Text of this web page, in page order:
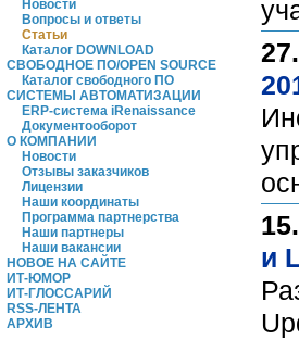
Новости
Вопросы и ответы
Статьи
Каталог DOWNLOAD
СВОБОДНОЕ ПО/OPEN SOURCE
Каталог свободного ПО
СИСТЕМЫ АВТОМАТИЗАЦИИ
ERP-система iRenaissance
Документооборот
О КОМПАНИИ
Новости
Отзывы заказчиков
Лицензии
Наши координаты
Программа партнерства
Наши партнеры
Наши вакансии
НОВОЕ НА САЙТЕ
ИТ-ЮМОР
ИТ-ГЛОССАРИЙ
RSS-ЛЕНТА
АРХИВ
и